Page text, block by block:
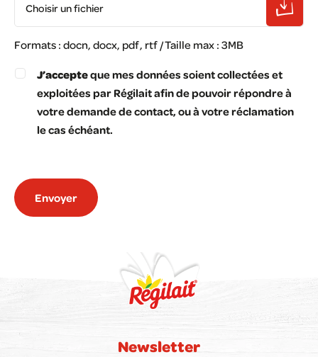
Choisir un fichier
Formats : docn, docx, pdf, rtf / Taille max : 3MB
J’accepteque mes données soient collectées et
exploitées par Régilait afin de pouvoir répondre à
votre demande de contact, ou à votre réclamation
le cas échéant.
Envoyer
Newsletter